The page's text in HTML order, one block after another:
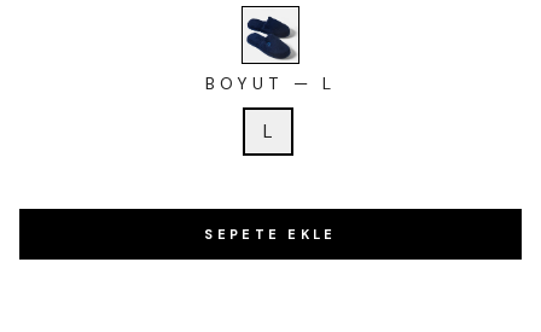
BOYUT — L
L
SEPETE EKLE